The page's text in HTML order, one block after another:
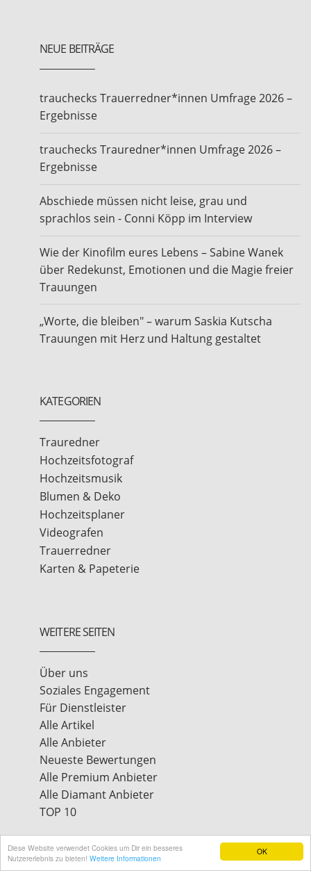
OK
Diese Website verwendet Cookies um Dir ein besseres
Nutzererlebnis zu bieten! Weitere Informationen
NEUE BEITRÄGE
trauchecks Trauerredner*innen Umfrage 2026 –
Ergebnisse
trauchecks Trauredner*innen Umfrage 2026 –
Ergebnisse
Abschiede müssen nicht leise, grau und
sprachlos sein - Conni Köpp im Interview
Wie der Kinofilm eures Lebens – Sabine Wanek
über Redekunst, Emotionen und die Magie freier
Trauungen
„Worte, die bleiben" – warum Saskia Kutscha
Trauungen mit Herz und Haltung gestaltet
KATEGORIEN
Trauredner
Hochzeitsfotograf
Hochzeitsmusik
Blumen & Deko
Hochzeitsplaner
Videografen
Trauerredner
Karten & Papeterie
WEITERE SEITEN
Über uns
Soziales Engagement
Für Dienstleister
Alle Artikel
Alle Anbieter
Neueste Bewertungen
Alle Premium Anbieter
Alle Diamant Anbieter
TOP 10